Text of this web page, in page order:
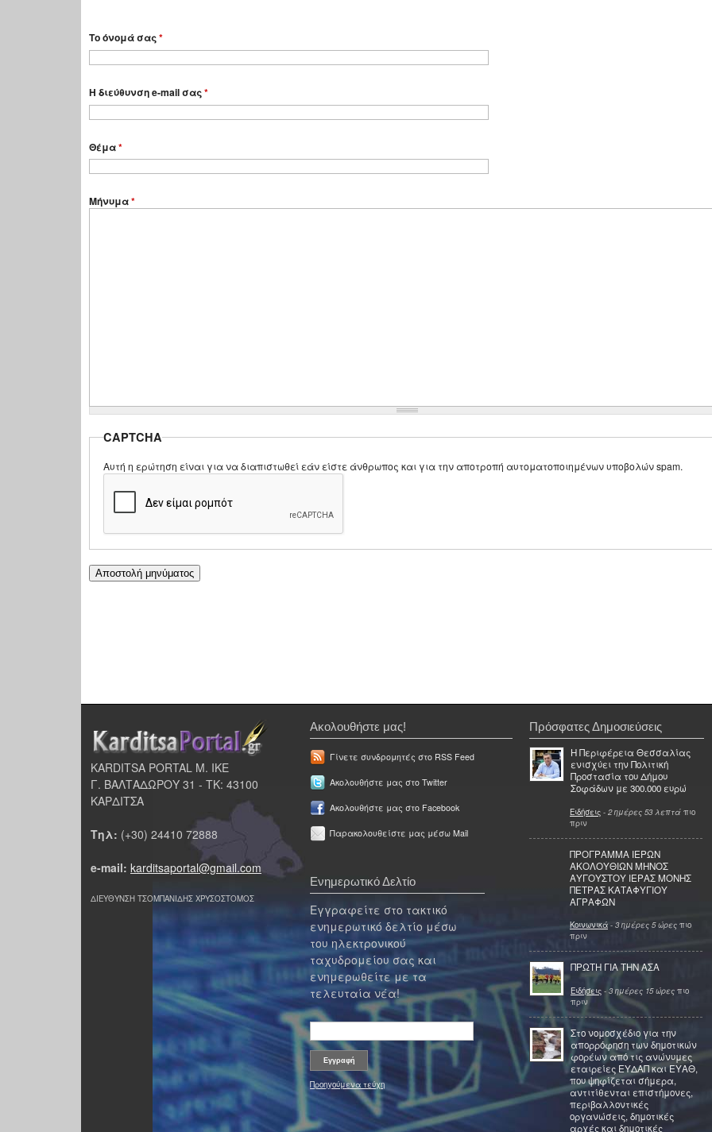
Το όνομά σας*
Η διεύθυνση e-mail σας*
Θέμα*
Μήνυμα*
CAPTCHA
Αυτή η ερώτηση είναι για να διαπιστωθεί εάν είστε άνθρωπος και για την αποτροπή αυτοματοποιημένων υποβολών spam.
KARDITSA PORTAL Μ. ΙΚΕ
Γ. ΒΑΛΤΑΔΩΡΟΥ 31 - ΤΚ: 43100
ΚΑΡΔΙΤΣΑ
Τηλ: (+30) 24410 72888
e-mail: karditsaportal@gmail.com
ΔΙΕΥΘΥΝΣΗ ΤΣΟΜΠΑΝΙΔΗΣ ΧΡΥΣΟΣΤΟΜΟΣ
Ακολουθήστε μας!
Γίνετε συνδρομητές στο RSS Feed
Ακολουθήστε μας στο Twitter
Ακολουθήστε μας στο Facebook
Παρακολουθείστε μας μέσω Mail
Ενημερωτικό Δελτίο
Εγγραφείτε στο τακτικό
ενημερωτικό δελτίο μέσω
του ηλεκτρονικού
ταχυδρομείου σας και
ενημερωθείτε με τα
τελευταία νέα!
Προηγούμενα τεύχη
Πρόσφατες Δημοσιεύσεις
Η Περιφέρεια Θεσσαλίας
ενισχύει την Πολιτική
Προστασία του Δήμου
Σοφάδων με 300.000 ευρώ
Ειδήσεις - 2 ημέρες 53 λεπτά πιο
πριν
ΠΡΟΓΡΑΜΜΑ ΙΕΡΩΝ
ΑΚΟΛΟΥΘΙΩΝ ΜΗΝΟΣ
ΑΥΓΟΥΣΤΟΥ ΙΕΡΑΣ ΜΟΝΗΣ
ΠΕΤΡΑΣ ΚΑΤΑΦΥΓΙΟΥ
ΑΓΡΑΦΩΝ
Κοινωνικά - 3 ημέρες 5 ώρες πιο
πριν
ΠΡΩΤΗ ΓΙΑ ΤΗΝ ΑΣΑ
Ειδήσεις - 3 ημέρες 15 ώρες πιο
πριν
Στο νομοσχέδιο για την
απορρόφηση των δημοτικών
φορέων από τις ανώνυμες
εταιρείες ΕΥΔΑΠ και ΕΥΑΘ,
που ψηφίζεται σήμερα,
αντιτίθενται επιστήμονες,
περιβαλλοντικές
οργανώσεις, δημοτικές
αρχές και δημοτικές